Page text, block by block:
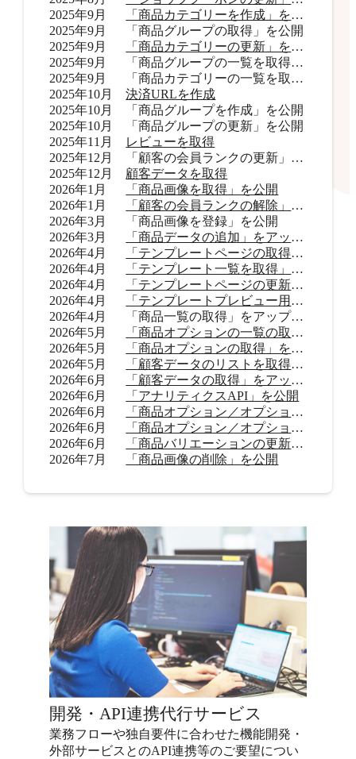
2025年9月
「商品カテゴリーを作成」を公開
2025年9月
「商品グループの取得」を公開
2025年9月
「商品カテゴリーの更新」を公開
2025年9月
「商品グループの一覧を取得」をアップデート
2025年9月
「商品カテゴリーの一覧を取得」をアップデート
2025年10月
決済URLを作成
2025年10月
「商品グループを作成」を公開
2025年10月
「商品グループの更新」を公開
2025年11月
レビューを取得
2025年12月
「顧客の会員ランクの更新」を公開
2025年12月
顧客データを取得
2026年1月
「商品画像を取得」を公開
2026年1月
「顧客の会員ランクの解除」を公開
2026年3月
「商品画像を登録」を公開
2026年3月
「商品データの追加」をアップデート
2026年4月
「テンプレートページの取得」を公開
2026年4月
「テンプレート一覧を取得」を公開
2026年4月
「テンプレートページの更新」を公開
2026年4月
「テンプレートプレビュー用URLを取得」を公開
2026年4月
「商品一覧の取得」をアップデート
2026年5月
「商品オプションの一覧の取得」をアップデート
2026年5月
「商品オプションの取得」を公開
2026年5月
「顧客データのリストを取得」をアップデート
2026年6月
「顧客データの取得」をアップデート
2026年6月
「アナリティクスAPI」を公開
2026年6月
「商品オプション／オプション値の追加（β）」を公開
2026年6月
「商品オプション／オプション値の削除（β）」を公開
2026年6月
「商品バリエーションの更新」を公開
2026年7月
「商品画像の削除」を公開
開発・API連携代行サービス
業務フローや独自要件に合わせた機能開発・
外部サービスとのAPI連携等のご要望につい